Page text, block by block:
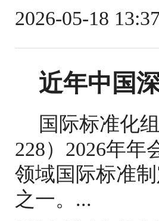
2026-05-18
近年中国
国际标准化
228）2026年
领域国际标准
之一。...